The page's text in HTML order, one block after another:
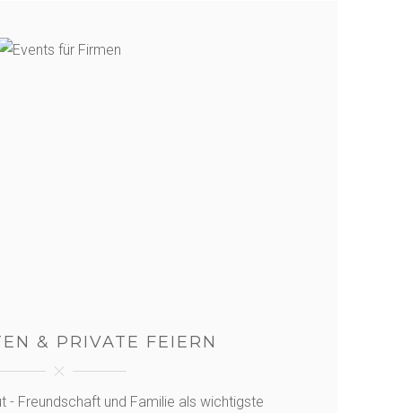
& PRIVATE FEIERN
- Freundschaft und Familie als wichtigste